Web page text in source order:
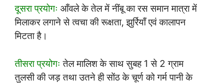
दूसरा प्रयोगः आँवले के तेल में नींबू का रस समान मात्रा में
मिलाकर लगाने से त्वचा की रूक्षता, झुर्रियाँ एवं कालापन
मिटता है।
तीसरा प्रयोगः तेल मालिश के साथ सुबह 1 से 2 ग्राम
तुलसी की जड़ तथा उतने ही सोंठ के चूर्ण को गर्म पानी के